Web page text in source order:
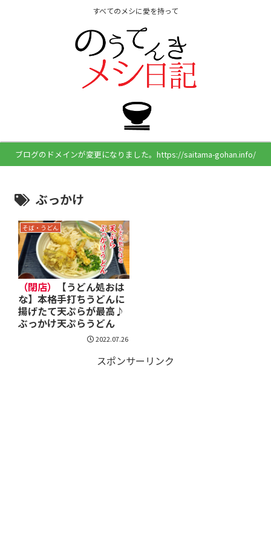
すべてのメシに愛を持って
ブログのドメインが変更になりました。https://saitama-gohan.info/
ぶっかけ
そば・うどん
（閉店）
【うどん処おは
な】本格手打ちうどんに
揚げたて天ぷらが最高♪
ぶっかけ天ぷらうどん
2022.07.26
スポンサーリンク